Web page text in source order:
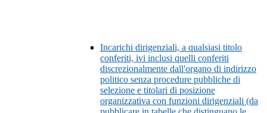
Incarichi dirigenziali, a qualsiasi titolo
conferiti, ivi inclusi quelli conferiti
discrezionalmente dall'organo di indirizzo
politico senza procedure pubbliche di
selezione e titolari di posizione
organizzativa con funzioni dirigenziali (da